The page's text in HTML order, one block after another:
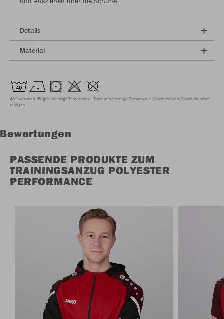
Details
Material
40° waschen Bügeln niedrige Temperatur Trocknen niedrige Temperatur Nicht chloren Nicht chemisch
reinigen
Bewertungen
PASSENDE PRODUKTE ZUM
TRAININGSANZUG POLYESTER
PERFORMANCE